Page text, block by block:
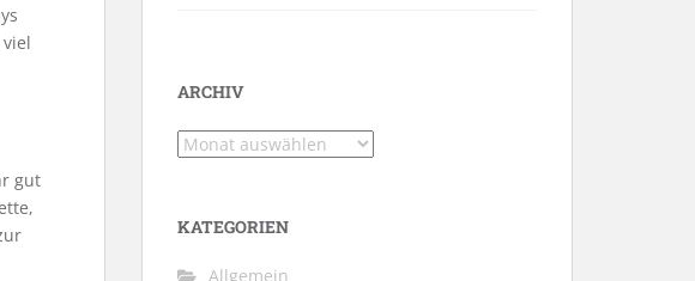
gut
ARCHIV
Archiv
KATEGORIEN
Allgemein